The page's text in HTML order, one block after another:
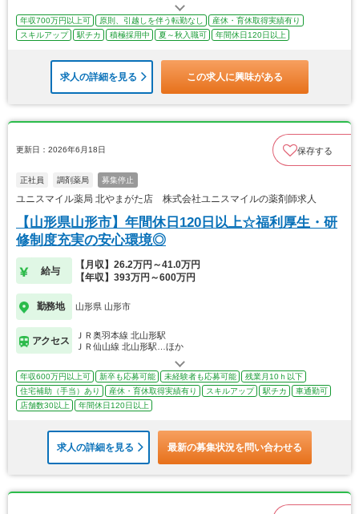
年収700万円以上可 原則、引越しを伴う転勤なし
産休・育休取得実績有り
スキルアップ
駅チカ 積極採用中 夏～秋入職可 年間休日120日以上
求人の詳細を見る この求人に興味がある
更新日：2026年6月18日 保存する
正社員 調剤薬局 募集停止
ユニスマイル薬局 北やまがた店 株式会社ユニスマイルの薬剤師求人
【山形県山形市】年間休日120日以上☆福利厚生・研
修制度充実の安心環境◎
給与
【月収】26.2万円～41.0万円
【年収】393万円～600万円
勤務地 山形県 山形市
アクセス
ＪＲ奥羽本線 北山形駅
ＪＲ仙山線 北山形駅…ほか
年収600万円以上可 新卒も応募可能 未経験者も応募可能
残業月10ｈ以下
住宅補助（手当）あり
産休・育休取得実績有り スキルアップ 駅チカ
車通勤可
店舗数30以上
年間休日120日以上
求人の詳細を見る 最新の募集状況を問い合わせる